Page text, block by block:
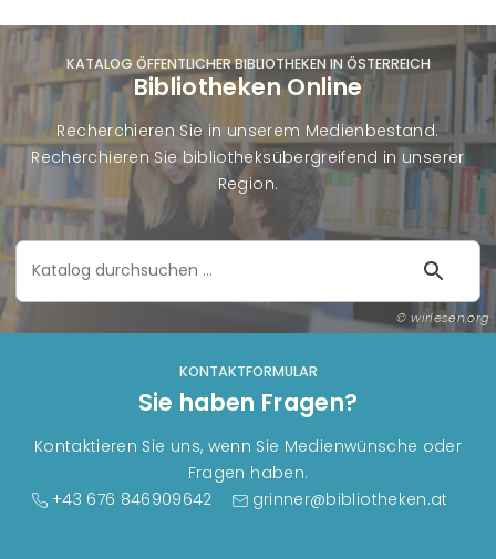
wirlesen.org
KATALOG ÖFFENTLICHER BIBLIOTHEKEN IN ÖSTERREICH
Bibliotheken Online
Recherchieren Sie in unserem Medienbestand.
Recherchieren Sie bibliotheksübergreifend in unserer
Region.
Katalog
durchsuchen
KONTAKTFORMULAR
Sie haben Fragen?
Kontaktieren Sie uns, wenn Sie Medienwünsche oder
Fragen haben.
+43 676 846909642
grinner@bibliotheken.at